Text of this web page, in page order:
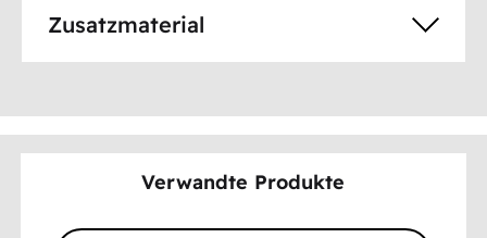
Zusatzmaterial
Verwandte Produkte